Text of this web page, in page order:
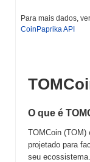
Para mais dados,
CoinPaprika API
O que é
TOMCoin (TOM)
projetado para
seu